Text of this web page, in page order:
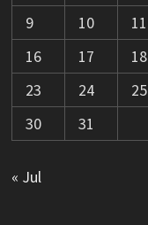
9
10 11
16
17 18
23
24 25
30
31
« Jul